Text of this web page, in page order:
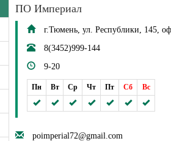
ПО Империал
г.Тюмень, ул. Республики, 145,
8(3452)999-144
9-20
Пн Вт Ср Чт Пт Сб Вс
poimperial72@gmail.com